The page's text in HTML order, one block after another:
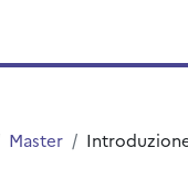
Master